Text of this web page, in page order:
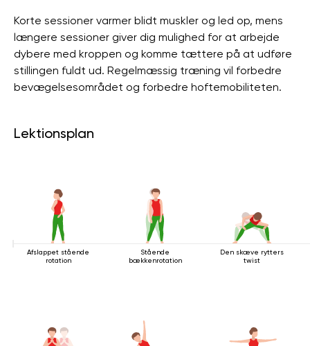
Korte sessioner varmer blidt muskler og led op, mens
længere sessioner giver dig mulighed for at arbejde
dybere med kroppen og komme tættere på at udføre
stillingen fuldt ud. Regelmæssig træning vil forbedre
bevægelsesområdet og forbedre hoftemobiliteten.
Lektionsplan
Afslappet stående
rotation
Stående
bækkenrotation
Den skæve rytters
twist